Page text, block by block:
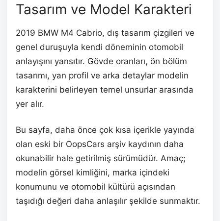
Tasarım ve Model Karakteri
2019 BMW M4 Cabrio, dış tasarım çizgileri ve
genel duruşuyla kendi döneminin otomobil
anlayışını yansıtır. Gövde oranları, ön bölüm
tasarımı, yan profil ve arka detaylar modelin
karakterini belirleyen temel unsurlar arasında
yer alır.
Bu sayfa, daha önce çok kısa içerikle yayında
olan eski bir OopsCars arşiv kaydının daha
okunabilir hale getirilmiş sürümüdür. Amaç;
modelin görsel kimliğini, marka içindeki
konumunu ve otomobil kültürü açısından
taşıdığı değeri daha anlaşılır şekilde sunmaktır.